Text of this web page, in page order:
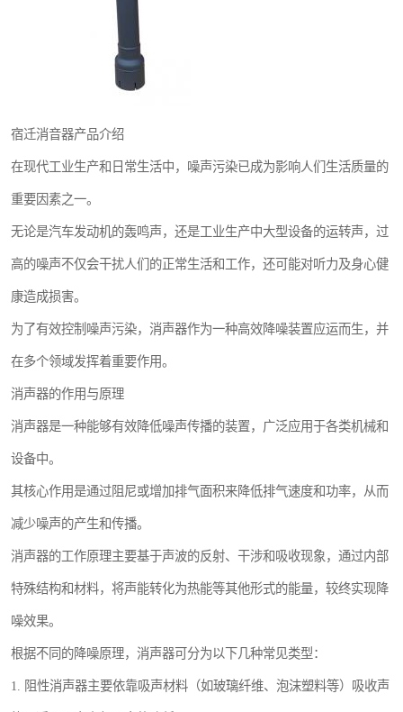
宿迁消音器产品介绍
在现代工业生产和日常生活中，噪声污染已成为影响人们生活质量的
重要因素之一。
无论是汽车发动机的轰鸣声，还是工业生产中大型设备的运转声，过
高的噪声不仅会干扰人们的正常生活和工作，还可能对听力及身心健
康造成损害。
为了有效控制噪声污染，消声器作为一种高效降噪装置应运而生，并
在多个领域发挥着重要作用。
消声器的作用与原理
消声器是一种能够有效降低噪声传播的装置，广泛应用于各类机械和
设备中。
其核心作用是通过阻尼或增加排气面积来降低排气速度和功率，从而
减少噪声的产生和传播。
消声器的工作原理主要基于声波的反射、干涉和吸收现象，通过内部
特殊结构和材料，将声能转化为热能等其他形式的能量，较终实现降
噪效果。
根据不同的降噪原理，消声器可分为以下几种常见类型：
1. 阻性消声器主要依靠吸声材料（如玻璃纤维、泡沫塑料等）吸收声